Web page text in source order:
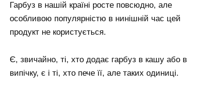
Гарбуз в нашій країні росте повсюдно, але
особливою популярністю в нинішній час цей
продукт не користується.
Є, звичайно, ті, хто додає гарбуз в кашу або в
випічку, є і ті, хто пече її, але таких одиниці.